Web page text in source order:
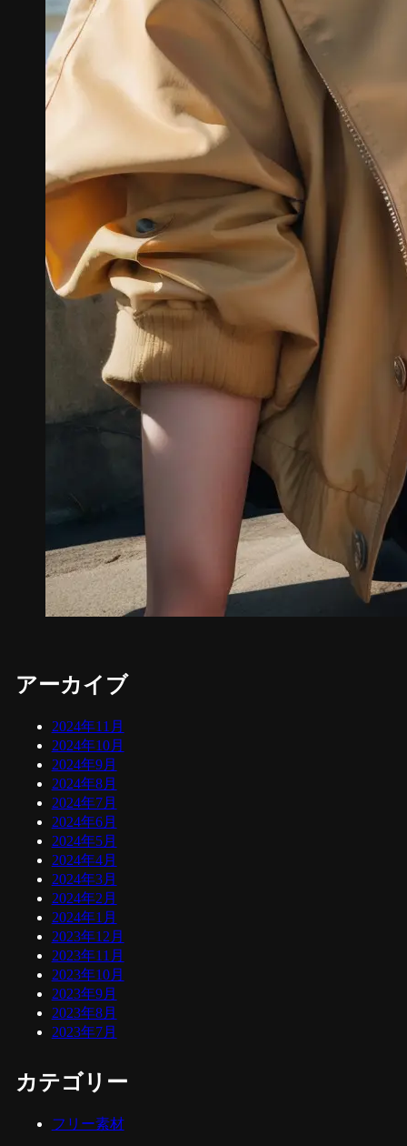
アーカイブ
2024年11月
2024年10月
2024年9月
2024年8月
2024年7月
2024年6月
2024年5月
2024年4月
2024年3月
2024年2月
2024年1月
2023年12月
2023年11月
2023年10月
2023年9月
2023年8月
2023年7月
カテゴリー
フリー素材